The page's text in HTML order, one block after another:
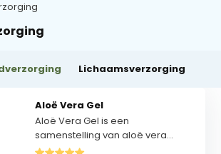
Lichaamsverzorging
Aloë Vera Gel
Aloë Vera Gel is een
samenstelling van aloë vera...